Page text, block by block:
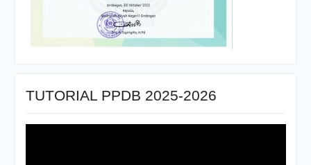
TUTORIAL PPDB 2025-2026